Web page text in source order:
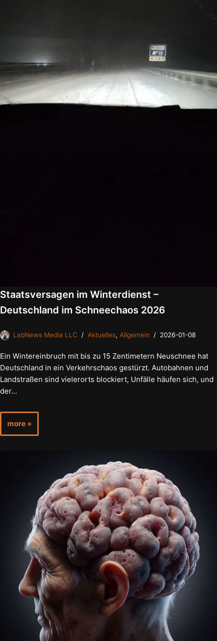
Staatsversagen im Winterdienst –
Deutschland im Schneechaos 2026
LabNews Media LLC Aktuelles, Allgemein 2026-01-08
Ein Wintereinbruch mit bis zu 15 Zentimetern Neuschnee hat
Deutschland in ein Verkehrschaos gestürzt. Autobahnen und
Landstraßen sind vielerorts blockiert, Unfälle häufen sich, und
der…
more »